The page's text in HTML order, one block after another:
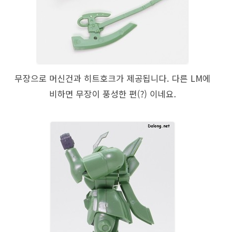
무장으로 머신건과 히트호크가 제공됩니다. 다른 LM에
비하면 무장이 풍성한 편(?) 이네요.